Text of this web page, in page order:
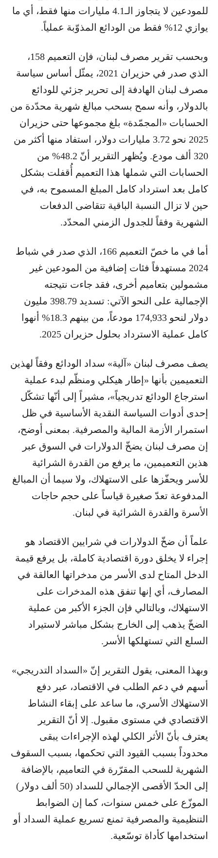
للمودعين لا يتجاوز الـ4.1 مليارات منها فقط، أي ما
يوازي 12% فقط من الودائع المذوّبة عملياً.
وبحسب تقرير مصرف لبنان، فإن التعميم 158،
الذي صدر في حزيران 2021، يمثّل أساس سياسة
مصرف لبنان الهادفة إلى تحرير جزئي للودائع
بالدولار، وأنه سمح بسحب مبالغ شهرية محدّدة من
الحسابات «المجمّدة» بلغ مجموعها حتى حزيران
2025 نحو 3.72 مليارات دولار، استفاد منها أكثر من
320 ألف مودع. ويُظهر التقرير أنّ 48.2% من
الحسابات التي شملها هذا التعميم أُقفلت بشكل
كامل بعد استرداد كامل المبلغ المسموح به، في
حين لا تزال النسبة الباقية تتقاضى الدفعات
الشهرية وفقاً للجدول الزمني المحدّد.
أما في ما خصّ التعميم 166، الذي صدر في شباط
2024 مستهدفاً فئات إضافية من المودعين غير
مشمولين بتعاميم أخرى، فقد جاءت نتيجته
الإجمالية على النحو الآتي: تسديد 398.79 مليون
دولار لنحو 174,933 مودعاً، من بينهم 18.3% أنهوا
كامل عملية الاسترداد بحلول حزيران 2025.
يصف مصرف لبنان «آلية» سداد الودائع وفقاً لهذين
التعميمين بأنها «إطار هيكلي ومنظّم لبدء عملية
استرجاع الودائع تدريجياً»، مشيراً إلى أنّها تشكّل
إحدى أدوات السياسة النقدية الأساسية في ظل
استمرار الأزمة المالية والمصرفية. بمعنى أوضح،
إن مصرف لبنان يضخّ الدولارات في السوق عبر
هذين التعميمين، ما يرفع من القدرة الشرائية
للأسر ويحفّزها على الاستهلاك، ولا سيما أن المبالغ
المدفوعة تعدّ صغيرة قياساً على حجم حاجات
الأسرة والقدرة الشرائية في لبنان.
علماً أن ضخّ الدولارات في شرايين الاقتصاد هو
إجراء لا يخلق دورة اقتصادية كاملة، بل يرفع قيمة
الدخل المتاح لدى الأسر من مدخراتها العالقة في
المصارف، أي إنها تنفق هذه المدخرات على
الاستهلاك، وبالتالي فإن الجزء الأكبر من عملية
الضخّ يذهب إلى الخارج بشكل مباشر لاستيراد
السلع التي تستهلكها الأسر.
وبهذا المعنى، يقول التقرير إنّ «السداد التدريجي»
أسهم في دعم الطلب في الاقتصاد، عبر دفع
الاستهلاك الأسري، ما ساعد على إبقاء النشاط
الاقتصادي في مستوى مقبول. إلا أنّ التقرير
يعترف بأنّ الأثر الكلي لهذه الإجراءات يبقى
محدوداً بسبب القيود التي تحكمها، بسبب السقوف
الشهرية للسحب المقرّرة في التعاميم، بالإضافة
إلى الحدّ الأقصى الإجمالي للسداد (50 ألف دولار)
الموزّع على خمس سنوات، كما إن الضوابط
التنظيمية والمصرفية تمنع تسريع عملية السداد أو
استخدامها كأداة توسّعية.